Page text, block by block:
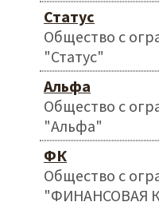
Статус
Общество с
"Статус"
Альфа
Общество с
"Альфа"
ФК
Общество с
"ФИНАНСОВАЯ